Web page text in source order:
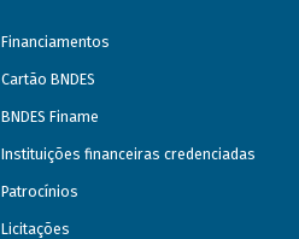
Financiamentos
Cartão BNDES
BNDES Finame
Instituições financeiras credenciadas
Patrocínios
Licitações